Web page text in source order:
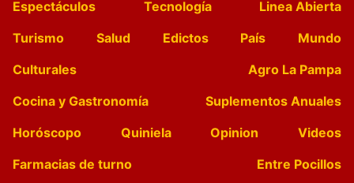
Espectáculos
Tecnología
Linea Abierta
Turismo
Salud Edictos País
Mundo
Culturales
Agro La Pampa
Cocina y Gastronomía
Suplementos Anuales
Horóscopo
Quiniela Opinion
Videos
Farmacias de turno
Entre Pocillos